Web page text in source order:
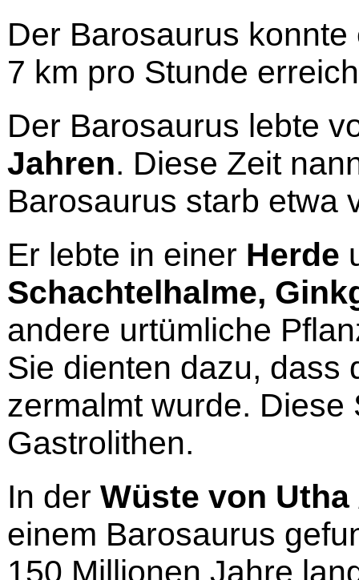
Der Barosaurus
7 km pro Stunde
Der Barosaurus lebte
Jahren. Diese Zeit
Barosaurus starb etwa
Er lebte in einer Herde
Schachtelhalme,
andere urtümliche
Sie dienten dazu, dass
zermalmt wurde. Diese
Gastrolithen.
In der Wüste von Utha
einem Barosaurus
150 Millionen Jahre